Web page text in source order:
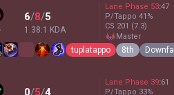
6/8/5
1.38:1 KDA
Lane Phase 53:47
P/Tappo 41 %
CS 201 (7.3)
master
tuplatappo 8th Downfall
0/5/4
Lane Phase 39:61
P/Tappo 33%